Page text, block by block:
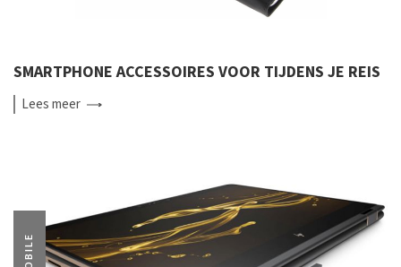
SMARTPHONE ACCESSOIRES VOOR TIJDENS JE REIS
Leesmeer
MOBILE